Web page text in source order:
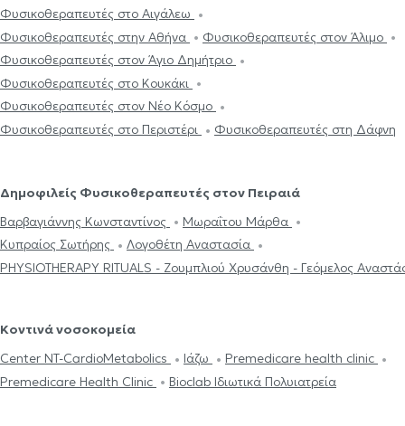
Φυσικοθεραπευτές στο Αιγάλεω
Φυσικοθεραπευτές στην Αθήνα
Φυσικοθεραπευτές στον Άλιμο
Φυσικοθεραπευτές στον Άγιο Δημήτριο
Φυσικοθεραπευτές στο Κουκάκι
Φυσικοθεραπευτές στον Νέο Κόσμο
Φυσικοθεραπευτές στο Περιστέρι
Φυσικοθεραπευτές στη Δάφνη
Δημοφιλείς Φυσικοθεραπευτές στον Πειραιά
Βαρβαγιάννης Κωνσταντίνος
Μωραΐτου Μάρθα
Κυπραίος Σωτήρης
Λογοθέτη Αναστασία
PHYSIOTHERAPY RITUALS - Ζουμπλιού Χρυσάνθη - Γεόμελος
Κοντινά νοσοκομεία
Center NT-CardioMetabolics
Ιάζω
Premedicare health clinic
Premedicare Health Clinic
Bioclab Ιδιωτικά Πολυιατρεία